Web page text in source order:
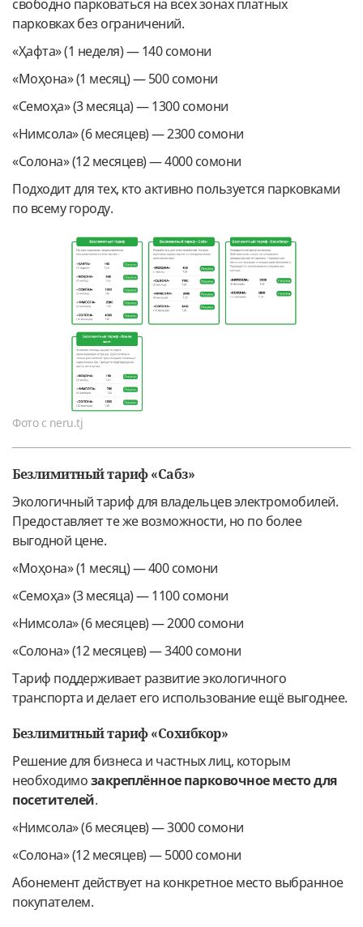
свободно парковаться на всех зонах платных
парковках без ограничений.
«Ҳафта» (1 неделя) — 140 сомони
«Моҳона» (1 месяц) — 500 сомони
«Семоҳа» (3 месяца) — 1300 сомони
«Нимсола» (6 месяцев) — 2300 сомони
«Солона» (12 месяцев) — 4000 сомони
Подходит для тех, кто активно пользуется парковками
по всему городу.
Фото с neru.tj
Безлимитный тариф «Сабз»
Экологичный тариф для владельцев электромобилей.
Предоставляет те же возможности, но по более
выгодной цене.
«Моҳона» (1 месяц) — 400 сомони
«Семоҳа» (3 месяца) — 1100 сомони
«Нимсола» (6 месяцев) — 2000 сомони
«Солона» (12 месяцев) — 3400 сомони
Тариф поддерживает развитие экологичного
транспорта и делает его использование ещё выгоднее.
Безлимитный тариф «Сохибкор»
Решение для бизнеса и частных лиц, которым
необходимозакреплённое парковочное место для
посетителей.
«Нимсола» (6 месяцев) — 3000 сомони
«Солона» (12 месяцев) — 5000 сомони
Абонемент действует на конкретное место выбранное
покупателем.